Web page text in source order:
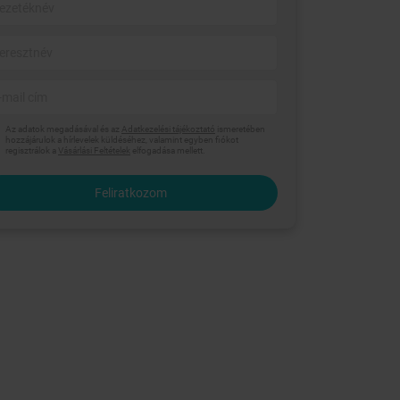
Feliratkozom